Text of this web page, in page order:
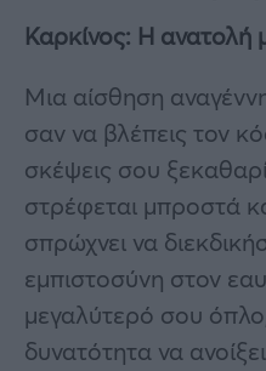
Καρκίνος: Η ανατολή
Μια αίσθηση
σαν να βλέπεις τον
σκέψεις σου
στρέφεται μπροστά
σπρώχνει να
εμπιστοσύνη στον
μεγαλύτερό σου
δυνατότητα να